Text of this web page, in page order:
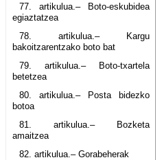
77. artikulua.– Boto-eskubidea
egiaztatzea
78. artikulua.– Kargu
bakoitzarentzako boto bat
79. artikulua.– Boto-txartela
betetzea
80. artikulua.– Posta bidezko
botoa
81. artikulua.– Bozketa
amaitzea
82. artikulua.– Gorabeherak